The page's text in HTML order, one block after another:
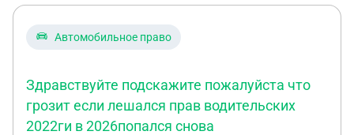
Автомобильное право
Здравствуйте подскажите пожалуйста что
грозит если лешался прав водительских
2022ги в 2026попался снова